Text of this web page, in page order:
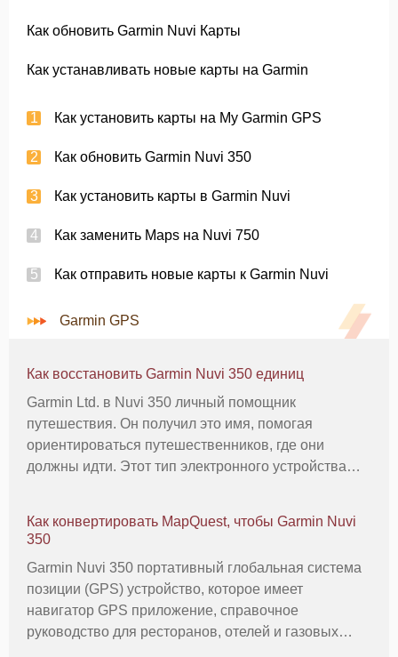
Как обновить Garmin Nuvi Карты
Как устанавливать новые карты на Garmin
Как установить карты на My Garmin GPS
Как обновить Garmin Nuvi 350
Как установить карты в Garmin Nuvi
Как заменить Maps на Nuvi 750
Как отправить новые карты к Garmin Nuvi
Garmin GPS
Как восстановить Garmin Nuvi 350 единиц
Garmin Ltd. в Nuvi 350 личный помощник
путешествия. Он получил это имя, помогая
ориентироваться путешественников, где они
должны идти. Этот тип электронного устройства
определить свое местоположение на земном шаре,
Как конвертировать MapQuest, чтобы Garmin Nuvi
350
Garmin Nuvi 350 портативный глобальная система
позиции (GPS) устройство, которое имеет
навигатор GPS приложение, справочное
руководство для ресторанов, отелей и газовых